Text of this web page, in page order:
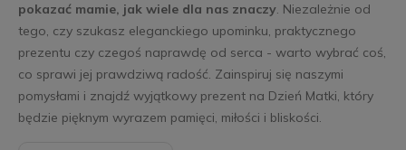
pokazać mamie, jak wiele dla nas znaczy. Niezależnie od
tego, czy szukasz eleganckiego upominku, praktycznego
prezentu czy czegoś naprawdę od serca - warto wybrać coś,
co sprawi jej prawdziwą radość. Zainspiruj się naszymi
pomysłami i znajdź wyjątkowy prezent na Dzień Matki, który
będzie pięknym wyrazem pamięci, miłości i bliskości.